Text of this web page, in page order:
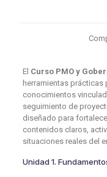
El Curso PMO y
herramientas prácticas
conocimientos
seguimiento de
diseñado para
contenidos claros,
situaciones reales del
Unidad 1.